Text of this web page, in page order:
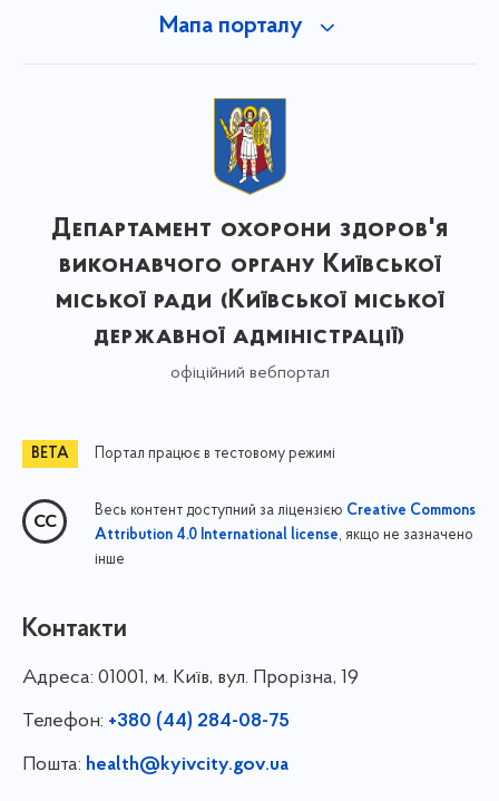
Мапа порталу
Департамент охорони здоров'я
виконавчого органу Київської
міської ради (Київської міської
державної адміністрації)
офіційний вебпортал
Портал працює в тестовому режимі
Весь контент доступний за ліцензією Creative Commons
Attribution 4.0 International license, якщо не зазначено
інше
Контакти
Адреса: 01001, м. Київ, вул. Прорізна, 19
Телефон: +380 (44) 284-08-75
Пошта: health@kyivcity.gov.ua